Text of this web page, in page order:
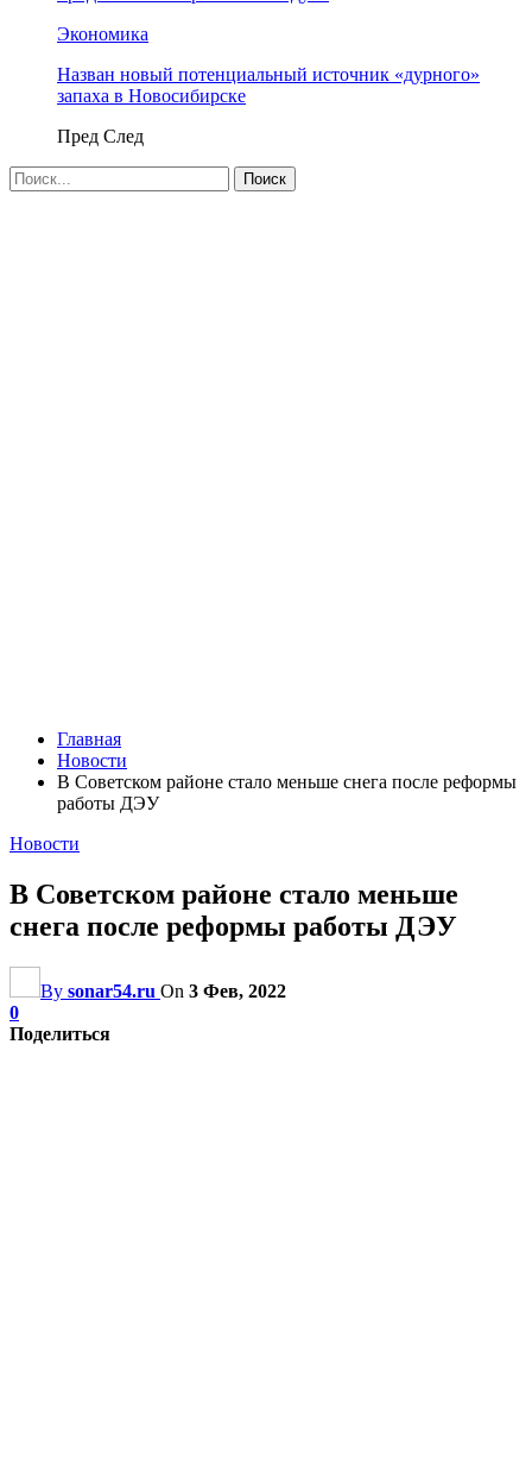
Экономика
Назван новый потенциальный источник «дурного»
запаха в Новосибирске
Пред След
Главная
Новости
В Советском районе стало меньше снега после реформы
работы ДЭУ
Новости
В Советском районе стало меньше
снега после реформы работы ДЭУ
By sonar54.ru On 3 Фев, 2022
0
Поделиться